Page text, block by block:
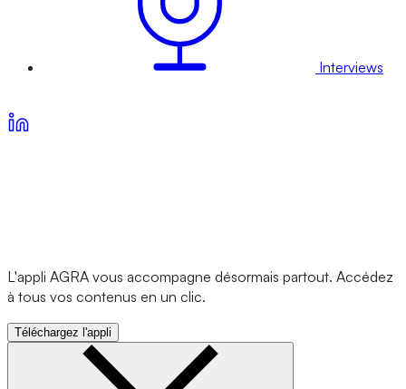
Interviews
L'appli AGRA vous accompagne désormais partout. Accédez
à tous vos contenus en un clic.
Téléchargez l'appli